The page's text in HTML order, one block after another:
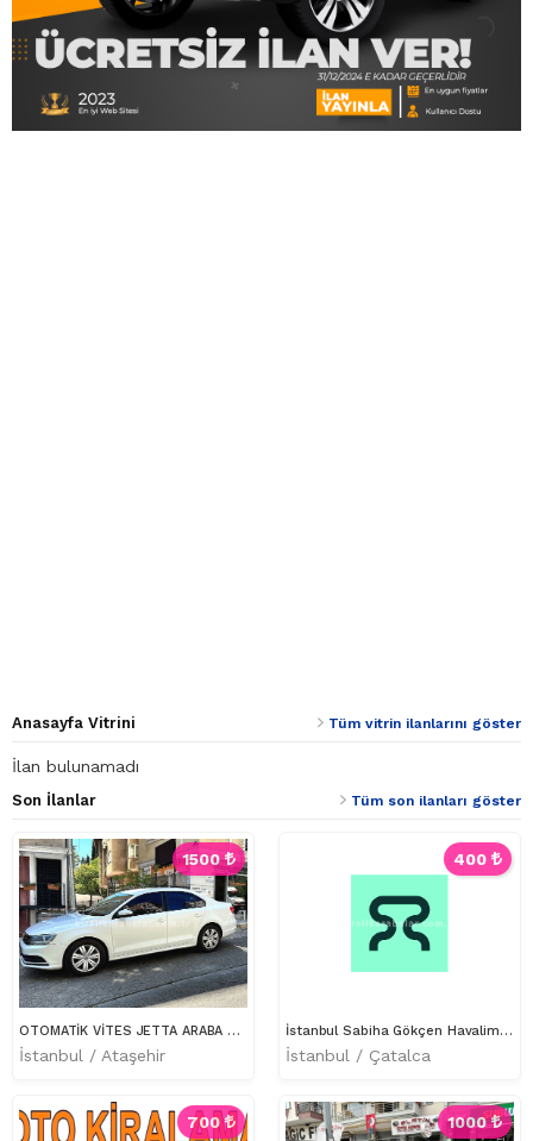
Anasayfa Vitrini Tüm vitrin ilanlarını göster
İlan bulunamadı
Son İlanlar Tüm son ilanları göster
1500
OTOMATİK VİTES JETTA ARABA KİRALAMA ATAŞEHİR
İstanbul / Ataşehir
400
İstanbul Sabiha Gökçen Havalimanı’nda Kolay Araç Kiralama – Adım Adım Süreç
İstanbul / Çatalca
700 1000